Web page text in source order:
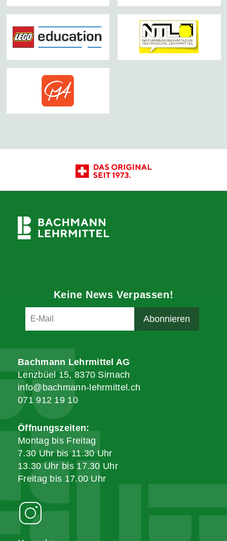
Keine News Verpassen!
Bachmann Lehrmittel AG
Lenzbüel 15, 8370 Sirnach
info@bachmann-lehrmittel.ch
071 912 19 10
Öffnungszeiten:
Montag bis Freitag
7.30 Uhr bis 11.30 Uhr
13.30 Uhr bis 17.30 Uhr
Freitag bis 17.00 Uhr